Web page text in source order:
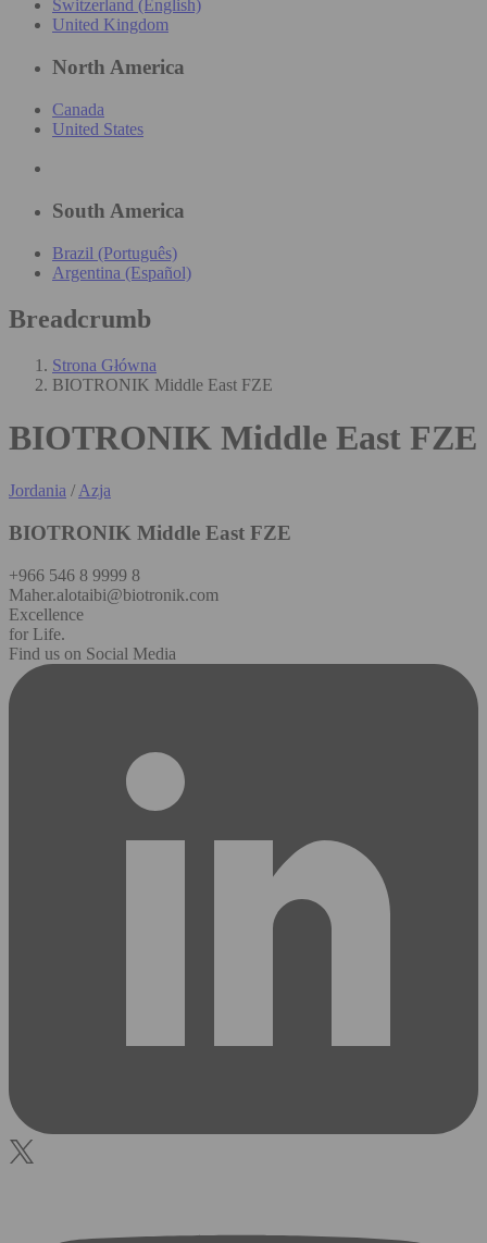
Switzerland (English)
United Kingdom
North America
Canada
United States
South America
Brazil (Português)
Argentina (Español)
Breadcrumb
Strona Główna
BIOTRONIK Middle East FZE
BIOTRONIK Middle East FZE
Jordania /Azja
BIOTRONIK Middle East FZE
+966 546 8 9999 8
Maher.alotaibi@biotronik.com
Excellence
for Life.
Find us on Social Media